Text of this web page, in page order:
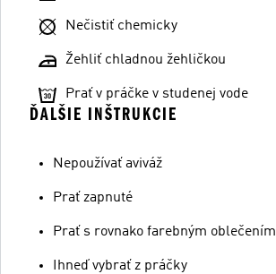
Nečistiť chemicky
Žehliť chladnou žehličkou
Prať v práčke v studenej vode
ĎALŠIE INŠTRUKCIE
Nepoužívať aviváž
Prať zapnuté
Prať s rovnako farebným oblečením
Ihneď vybrať z práčky